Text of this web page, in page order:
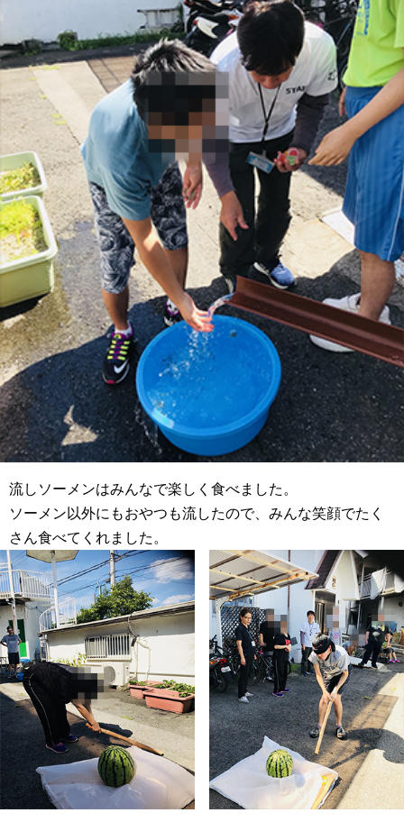
流しソーメンはみんなで楽しく食べました。
ソーメン以外にもおやつも流したので、みんな笑顔でたく
さん食べてくれました。